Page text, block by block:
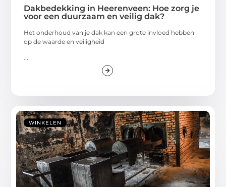
Dakbedekking in Heerenveen: Hoe zorg je
voor een duurzaam en veilig dak?
Het onderhoud van je dak kan een grote invloed hebben
op de waarde en veiligheid
...
WINKELEN